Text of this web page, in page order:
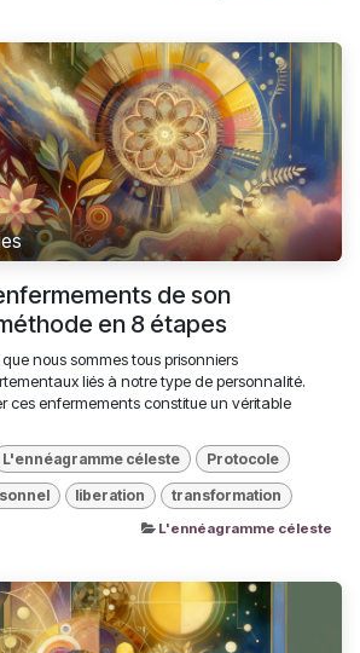
de son
en 8 étapes
nous sommes tous prisonniers
liés à notre type de personnalité.
ces enfermements constitue un véritable
L'ennéagramme céleste Protocole
liberation transformation
L'ennéagramme céleste